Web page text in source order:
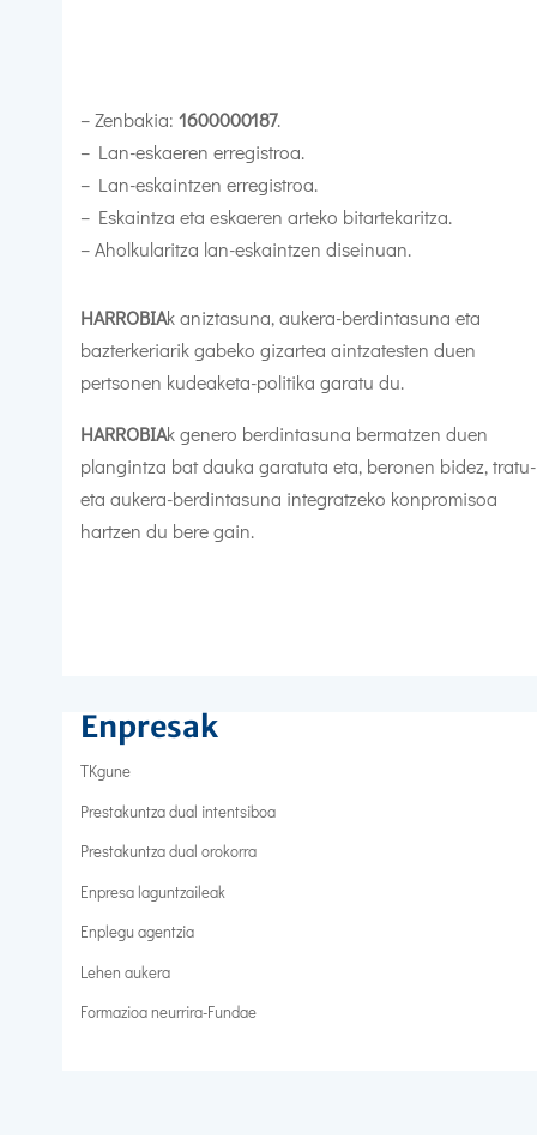
– Zenbakia: 1600000187.
– Lan-eskaeren erregistroa.
– Lan-eskaintzen erregistroa.
– Eskaintza eta eskaeren arteko bitartekaritza.
– Aholkularitza lan-eskaintzen diseinuan.
HARROBIAk aniztasuna, aukera-berdintasuna eta
bazterkeriarik gabeko gizartea aintzatesten duen
pertsonen kudeaketa-politika garatu du.
HARROBIAk genero berdintasuna bermatzen duen
plangintza bat dauka garatuta eta, beronen bidez, tratu-
eta aukera-berdintasuna integratzeko konpromisoa
hartzen du bere gain.
Enpresak
TKgune
Prestakuntza dual intentsiboa
Prestakuntza dual orokorra
Enpresa laguntzaileak
Enplegu agentzia
Lehen aukera
Formazioa neurrira-Fundae